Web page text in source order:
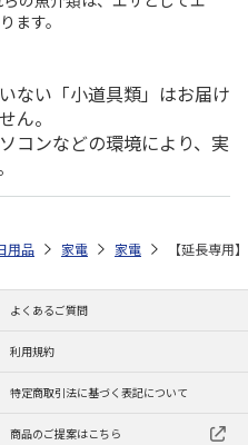
ます。
ない「小道具類」はお届け
ん。
コンなどの環境により、実
用品 家電 家電 【延長専用
よくあるご質問
利用規約
特定商取引法に基づく表記について
商品のご提案はこちら